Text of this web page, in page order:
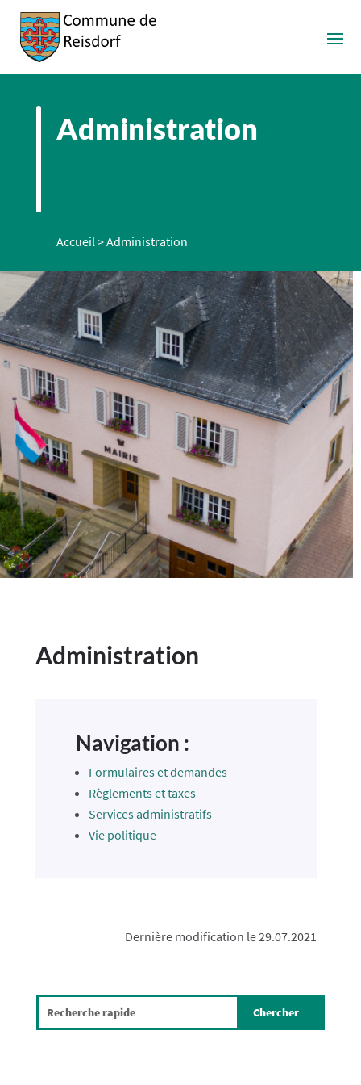
Administration
Accueil>Administration
Administration
Navigation :
Formulaires et demandes
Règlements et taxes
Services administratifs
Vie politique
Dernière modification le 29.07.2021